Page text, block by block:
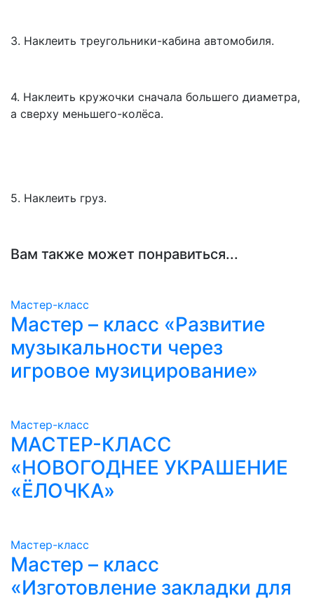
3. Наклеить треугольники-кабина автомобиля.
4. Наклеить кружочки сначала большего диаметра,
а сверху меньшего-колёса.
5. Наклеить груз.
Вам также может понравиться...
Мастер-класс
Мастер – класс «Развитие
музыкальности через
игровое музицирование»
Мастер-класс
МАСТЕР-КЛАСС
«НОВОГОДНЕЕ УКРАШЕНИЕ
«ЁЛОЧКА»
Мастер-класс
Мастер – класс
«Изготовление закладки для